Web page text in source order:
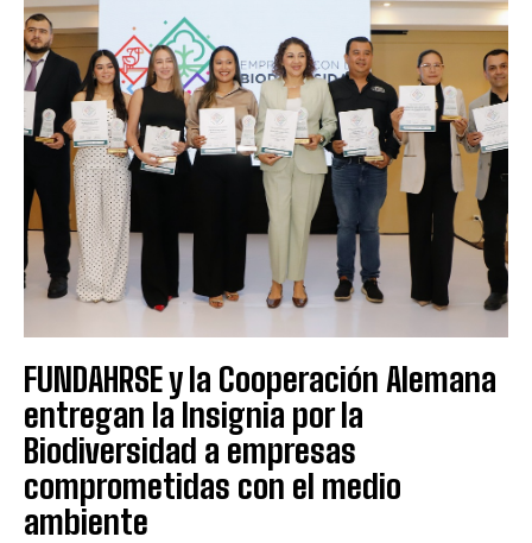
FUNDAHRSE y la Cooperación Alemana
entregan la Insignia por la
Biodiversidad a empresas
comprometidas con el medio
ambiente